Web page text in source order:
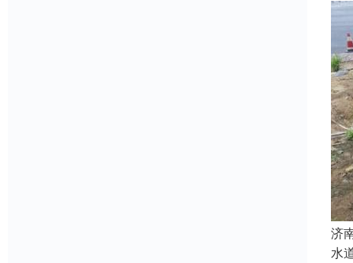
济
水